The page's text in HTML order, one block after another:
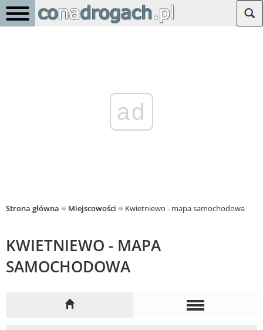
ad
Strona główna Miejscowości Kwietniewo - mapa samochodowa
KWIETNIEWO - MAPA
SAMOCHODOWA